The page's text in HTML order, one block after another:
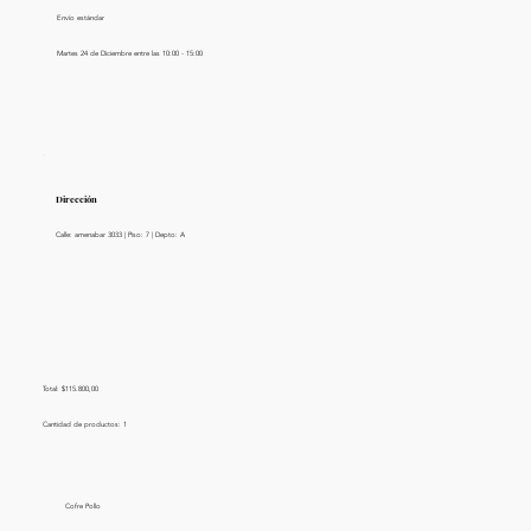
Envío estándar
Martes 24 de Diciembre entre las 10:00 - 15:00
Dirección
Calle: amenabar 3033 | Piso: 7 | Depto: A
Total: $115.800,00
Cantidad de productos: 1
Cofre Pollo